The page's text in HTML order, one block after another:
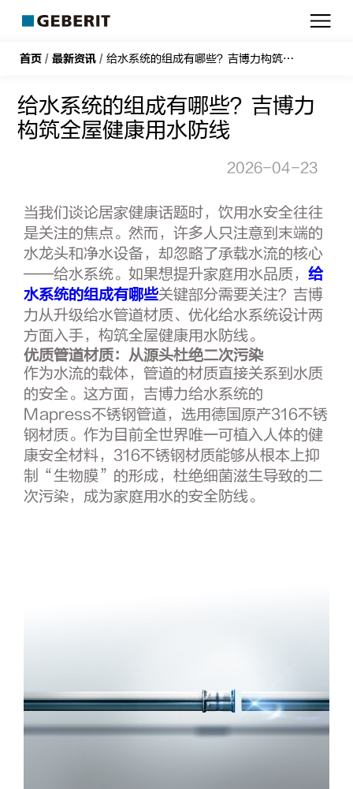
力
首页 / 最新资讯 / 给水系统的组成有哪些？吉博力构筑全屋健康用水防线
给水系统的组成有哪些？吉博力
构筑全屋健康用水防线
2026-04-23
当我们谈论居家健康话题时，饮用水安全往往
是关注的焦点。然而，许多人只注意到末端的
水龙头和净水设备，却忽略了承载水流的核心
——给水系统。如果想提升家庭用水品质，给
水系统的组成有哪些关键部分需要关注？吉博
力从升级给水管道材质、优化给水系统设计两
方面入手，构筑全屋健康用水防线。
优质管道材质：从源头杜绝二次污染
作为水流的载体，管道的材质直接关系到水质
的安全。这方面，吉博力给水系统的
Mapress不锈钢管道，选用德国原产316不锈
钢材质。作为目前全世界唯一可植入人体的健
康安全材料，316不锈钢材质能够从根本上抑
制“生物膜”的形成，杜绝细菌滋生导致的二
次污染，成为家庭用水的安全防线。